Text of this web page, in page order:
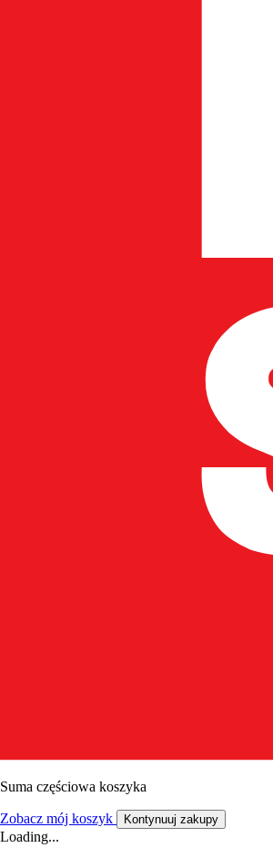
Suma częściowa koszyka
Zobacz mój koszyk Kontynuuj zakupy
Loading...